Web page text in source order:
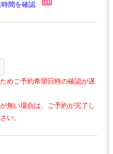
時間を確認
めご予約希望日時の確認が遅
無い場合は、ご予約が完了し
い。